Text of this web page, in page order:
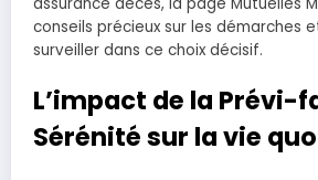
conseils précieux sur les démarches
surveiller dans ce choix décisif.
L’impact de la Prévi-
Sérénité sur la vie